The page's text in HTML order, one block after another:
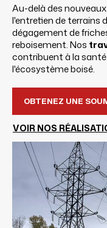
Au-delà des
l'entretien de terrains
dégagement de
reboisement. Nos
contribuent à la
l'écosystème boisé.
OBTENEZ UNE
VOIR NOS